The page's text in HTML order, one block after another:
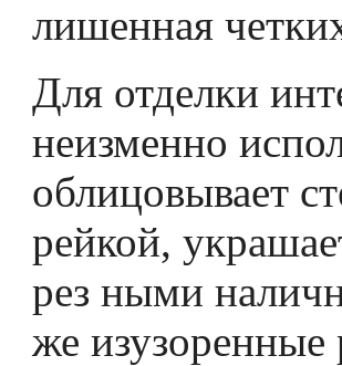
лишенная
Для отделки
неизменно
облицовывает
рейкой,
рез­ ными
же